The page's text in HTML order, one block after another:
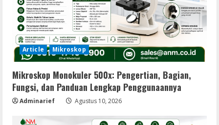
Article Mikroskop
Mikroskop Monokuler 500x: Pengertian, Bagian,
Fungsi, dan Panduan Lengkap Penggunaannya
Adminarief Agustus 10, 2026